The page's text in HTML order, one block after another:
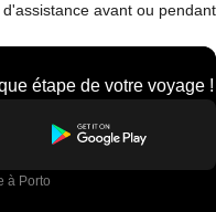
avant ou pendant
étape de votre voyage !
à Porto